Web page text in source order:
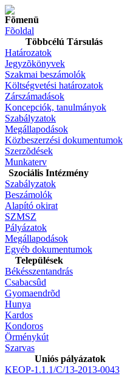
Fõmenü
Fõoldal
Többcélú Társulás
Határozatok
Jegyzõkönyvek
Szakmai beszámolók
Költségvetési határozatok
Zárszámadások
Koncepciók, tanulmányok
Szabályzatok
Megállapodások
Közbeszerzési dokumentumok
Szerzõdések
Munkaterv
Szociális Intézmény
Szabályzatok
Beszámolók
Alapító okirat
SZMSZ
Pályázatok
Megállapodások
Egyéb dokumentumok
Települések
Békésszentandrás
Csabacsûd
Gyomaendrõd
Hunya
Kardos
Kondoros
Örménykút
Szarvas
Uniós pályázatok
KEOP-1.1.1/C/13-2013-0043